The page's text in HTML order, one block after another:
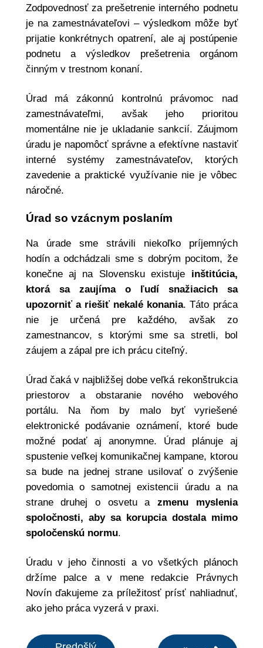
Zodpovednosť za prešetrenie interného podnetu
je na zamestnávateľovi – výsledkom môže byť
prijatie konkrétnych opatrení, ale aj postúpenie
podnetu a výsledkov prešetrenia orgánom
činným v trestnom konaní.
Úrad má zákonnú kontrolnú právomoc nad
zamestnávateľmi, avšak jeho prioritou
momentálne nie je ukladanie sankcií. Záujmom
úradu je napomôcť správne a efektívne nastaviť
interné systémy zamestnávateľov, ktorých
zavedenie a praktické využívanie nie je vôbec
náročné.
Úrad so vzácnym poslaním
Na úrade sme strávili niekoľko príjemných
hodín a odchádzali sme s dobrým pocitom, že
konečne aj na Slovensku existuje inštitúcia,
ktorá sa zaujíma o ľudí snažiacich sa
upozorniť a riešiť nekalé konania. Táto práca
nie je určená pre každého, avšak zo
zamestnancov, s ktorými sme sa stretli, bol
záujem a zápal pre ich prácu citeľný.
Úrad čaká v najbližšej dobe veľká rekonštrukcia
priestorov a obstaranie nového webového
portálu. Na ňom by malo byť vyriešené
elektronické podávanie oznámení, ktoré bude
možné podať aj anonymne. Úrad plánuje aj
spustenie veľkej komunikačnej kampane, ktorou
sa bude na jednej strane usilovať o zvýšenie
povedomia o samotnej existencii úradu a na
strane druhej o osvetu a zmenu myslenia
spoločnosti, aby sa korupcia dostala mimo
spoločenskú normu.
Úradu v jeho činnosti a vo všetkých plánoch
držíme palce a v mene redakcie Právnych
Novín ďakujeme za príležitosť prísť nahliadnuť,
ako jeho práca vyzerá v praxi.